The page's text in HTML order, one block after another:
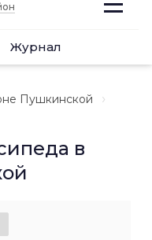
Журнал
Пушкинской
в